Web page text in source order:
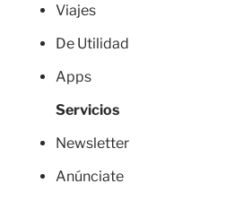
Viajes
De Utilidad
Apps
Servicios
Newsletter
Anúnciate